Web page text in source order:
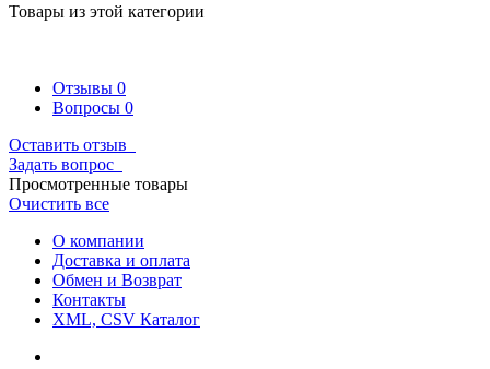
Товары из этой категории
Отзывы 0
Вопросы 0
Оставить отзыв
Задать вопрос
Просмотренные товары
Очистить все
О компании
Доставка и оплата
Обмен и Возврат
Контакты
XML, CSV Каталог